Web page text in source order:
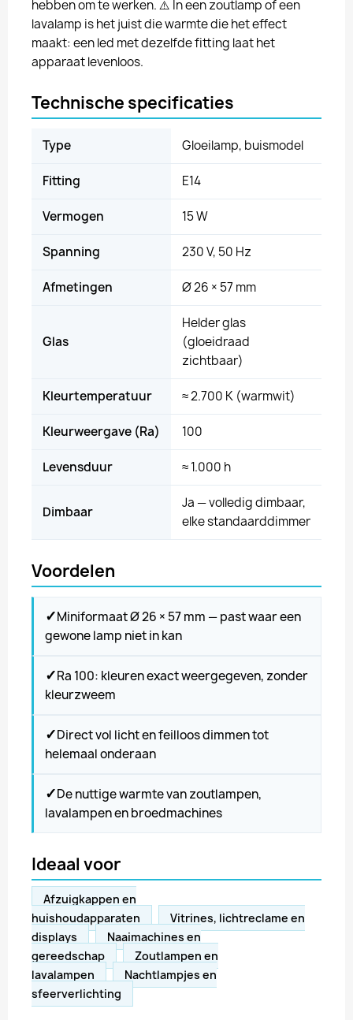
hebben om te werken. ⚠️ In een zoutlamp of een
lavalamp is het juist die warmte die het effect
maakt: een led met dezelfde fitting laat het
apparaat levenloos.
Technische specificaties
Type Gloeilamp, buismodel
Fitting E14
Vermogen 15 W
Spanning 230 V, 50 Hz
Afmetingen Ø 26 × 57 mm
Glas
Helder glas
(gloeidraad
zichtbaar)
Kleurtemperatuur ≈ 2.700 K (warmwit)
Kleurweergave (Ra) 100
Levensduur ≈ 1.000 h
Dimbaar
Ja — volledig dimbaar,
elke standaarddimmer
Voordelen
✓Miniformaat Ø 26 × 57 mm — past waar een
gewone lamp niet in kan
✓Ra 100: kleuren exact weergegeven, zonder
kleurzweem
✓Direct vol licht en feilloos dimmen tot
helemaal onderaan
✓De nuttige warmte van zoutlampen,
lavalampen en broedmachines
Ideaal voor
Afzuigkappen en
huishoudapparaten
Vitrines, lichtreclame en
displays
Naaimachines en
gereedschap
Zoutlampen en
lavalampen
Nachtlampjes en
sfeerverlichting